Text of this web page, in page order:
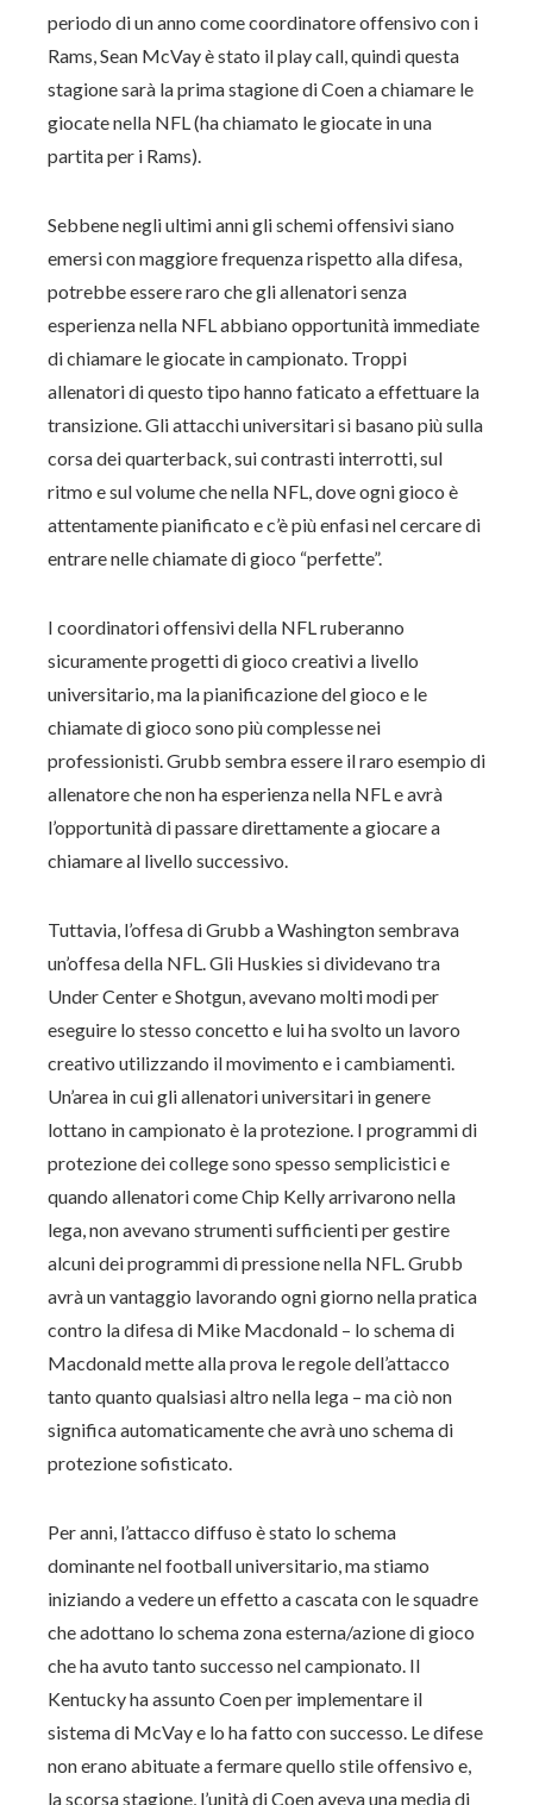
periodo di un anno come coordinatore offensivo con i
Rams, Sean McVay è stato il play call, quindi questa
stagione sarà la prima stagione di Coen a chiamare le
giocate nella NFL (ha chiamato le giocate in una
partita per i Rams).
Sebbene negli ultimi anni gli schemi offensivi siano
emersi con maggiore frequenza rispetto alla difesa,
potrebbe essere raro che gli allenatori senza
esperienza nella NFL abbiano opportunità immediate
di chiamare le giocate in campionato. Troppi
allenatori di questo tipo hanno faticato a effettuare la
transizione. Gli attacchi universitari si basano più sulla
corsa dei quarterback, sui contrasti interrotti, sul
ritmo e sul volume che nella NFL, dove ogni gioco è
attentamente pianificato e c’è più enfasi nel cercare di
entrare nelle chiamate di gioco “perfette”.
I coordinatori offensivi della NFL ruberanno
sicuramente progetti di gioco creativi a livello
universitario, ma la pianificazione del gioco e le
chiamate di gioco sono più complesse nei
professionisti. Grubb sembra essere il raro esempio di
allenatore che non ha esperienza nella NFL e avrà
l’opportunità di passare direttamente a giocare a
chiamare al livello successivo.
Tuttavia, l’offesa di Grubb a Washington sembrava
un’offesa della NFL. Gli Huskies si dividevano tra
Under Center e Shotgun, avevano molti modi per
eseguire lo stesso concetto e lui ha svolto un lavoro
creativo utilizzando il movimento e i cambiamenti.
Un’area in cui gli allenatori universitari in genere
lottano in campionato è la protezione. I programmi di
protezione dei college sono spesso semplicistici e
quando allenatori come Chip Kelly arrivarono nella
lega, non avevano strumenti sufficienti per gestire
alcuni dei programmi di pressione nella NFL. Grubb
avrà un vantaggio lavorando ogni giorno nella pratica
contro la difesa di Mike Macdonald – lo schema di
Macdonald mette alla prova le regole dell’attacco
tanto quanto qualsiasi altro nella lega – ma ciò non
significa automaticamente che avrà uno schema di
protezione sofisticato.
Per anni, l’attacco diffuso è stato lo schema
dominante nel football universitario, ma stiamo
iniziando a vedere un effetto a cascata con le squadre
che adottano lo schema zona esterna/azione di gioco
che ha avuto tanto successo nel campionato. Il
Kentucky ha assunto Coen per implementare il
sistema di McVay e lo ha fatto con successo. Le difese
non erano abituate a fermare quello stile offensivo e,
la scorsa stagione, l’unità di Coen aveva una media di